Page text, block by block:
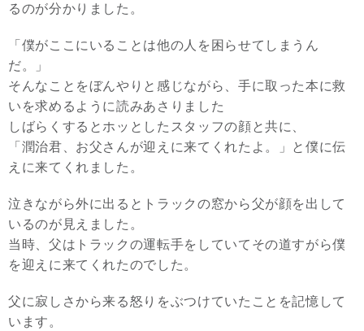
るのが分かりました。
「僕がここにいることは他の人を困らせてしまうん
だ。」
そんなことをぼんやりと感じながら、手に取った本に救
いを求めるように読みあさりました
しばらくするとホッとしたスタッフの顔と共に、
「潤治君、お父さんが迎えに来てくれたよ。」と僕に伝
えに来てくれました。
泣きながら外に出るとトラックの窓から父が顔を出して
いるのが見えました。
当時、父はトラックの運転手をしていてその道すがら僕
を迎えに来てくれたのでした。
父に寂しさから来る怒りをぶつけていたことを記憶して
います。